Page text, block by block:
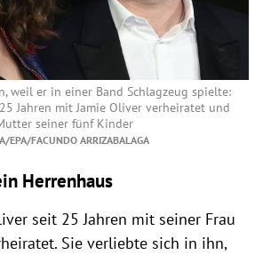
weil er in einer Band Schlagzeug spielte:
Jahren mit Jamie Oliver verheiratet und
seiner fünf Kinder
EPA/FACUNDO ARRIZABALAGA
Herrenhaus
seit 25 Jahren mit seiner Frau
Sie verliebte sich in ihn,